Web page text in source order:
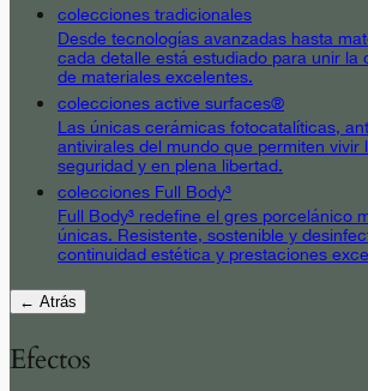
colecciones tradicionales
Desde tecnologías avanzadas hasta
cada detalle está estudiado para unir la
de materiales excelentes.
colecciones active surfaces®
Las únicas cerámicas fotocatalíticas,
antivirales del mundo que permiten vivir
seguridad y en plena libertad.
colecciones Full Body³
Full Body³ redefine el gres porcelánico
únicas. Resistente, sostenible y
continuidad estética y prestaciones
← Atrás
Efectos